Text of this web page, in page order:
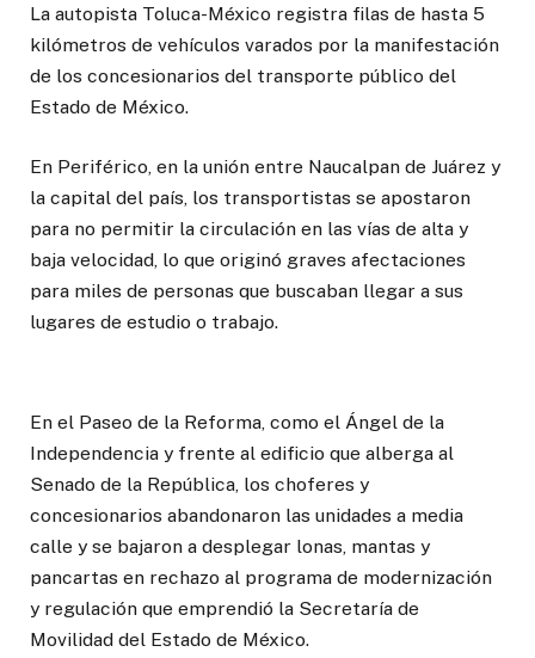
La autopista Toluca-México registra filas de hasta 5
kilómetros de vehículos varados por la manifestación
de los concesionarios del transporte público del
Estado de México.
En Periférico, en la unión entre Naucalpan de Juárez y
la capital del país, los transportistas se apostaron
para no permitir la circulación en las vías de alta y
baja velocidad, lo que originó graves afectaciones
para miles de personas que buscaban llegar a sus
lugares de estudio o trabajo.
En el Paseo de la Reforma, como el Ángel de la
Independencia y frente al edificio que alberga al
Senado de la República, los choferes y
concesionarios abandonaron las unidades a media
calle y se bajaron a desplegar lonas, mantas y
pancartas en rechazo al programa de modernización
y regulación que emprendió la Secretaría de
Movilidad del Estado de México.